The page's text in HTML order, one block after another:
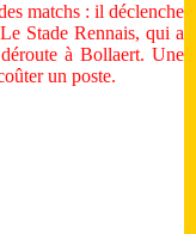
matchs : il déclenche
Stade Rennais, qui a
à Bollaert. Une
un poste.